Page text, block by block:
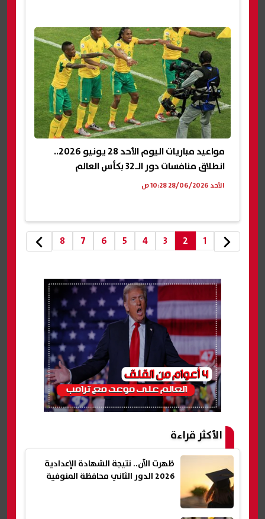
مواعيد مباريات اليوم الأحد 28 يونيو 2026..
انطلاق منافسات دور الـ32 بكأس العالم
الأحد 28/06/2026 10:28 ص
1
2
3
4
5
6
7
8
الأكثر قراءة
ظهرت الآن.. نتيجة الشهادة الإعدادية
2026 الدور الثاني محافظة المنوفية